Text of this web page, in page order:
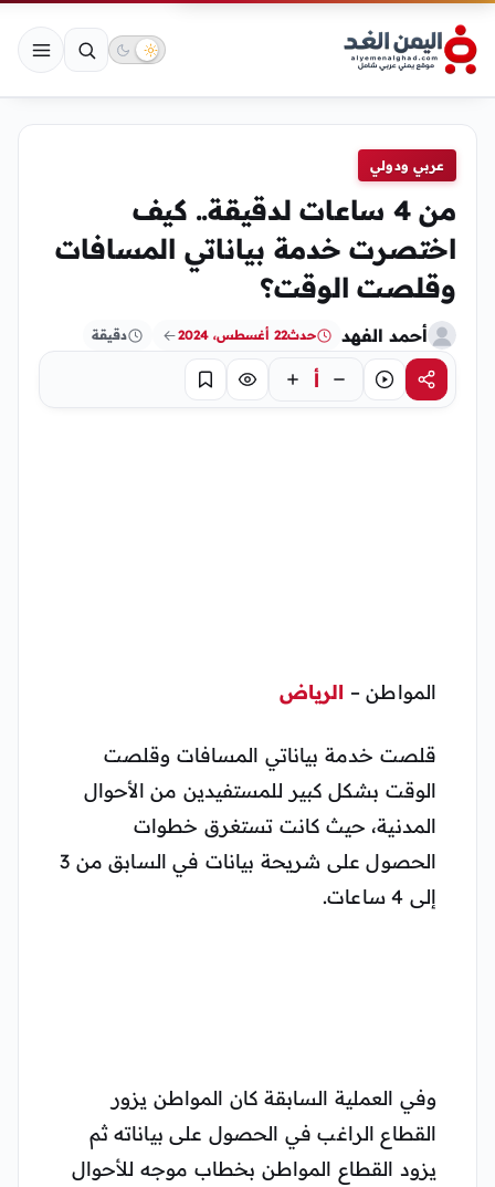
عربي ودولي
من 4 ساعات لدقيقة.. كيف
اختصرت خدمة بياناتي المسافات
وقلصت الوقت؟
أحمد الفهد حدث22 أغسطس، 2024 دقيقة
مشاركةاستماع أ تركيز حفظ
المواطن – الرياض
قلصت خدمة بياناتي المسافات وقلصت
الوقت بشكل كبير للمستفيدين من الأحوال
المدنية، حيث كانت تستغرق خطوات
الحصول على شريحة بيانات في السابق من 3
إلى 4 ساعات.
وفي العملية السابقة كان المواطن يزور
القطاع الراغب في الحصول على بياناته ثم
يزود القطاع المواطن بخطاب موجه للأحوال